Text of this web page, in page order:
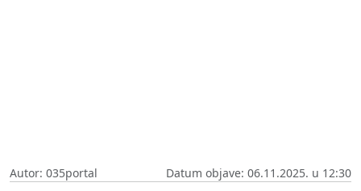
Autor: 035portal Datum objave: 06.11.2025. u 12:30